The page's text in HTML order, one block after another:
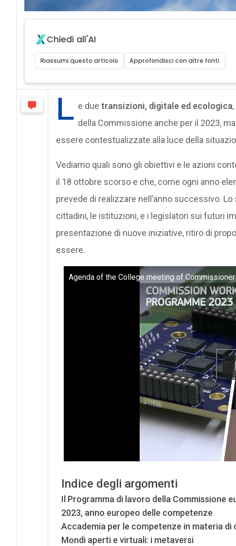
Chiedi all'AI
Riassumi questo articolo Approfondisci con altre fonti
L e due transizioni, digitale ed ecologica
della Commissione anche per il 2023,
essere contestualizzate alla luce della
Vediamo quali sono gli obiettivi e le azioni
il 18 ottobre scorso e che, come ogni anno
prevede di realizzare nell’anno successivo.
cittadini, le istituzioni, e i legislatori sui futuri
presentazione di nuove iniziative, ritiro di
essere.
Agenda of the College meeting of
Indice degli argomenti
Il Programma di lavoro della Commissione
2023, anno europeo delle competenze
Accademia per le competenze in materia di
Mondi aperti e virtuali: i metaversi